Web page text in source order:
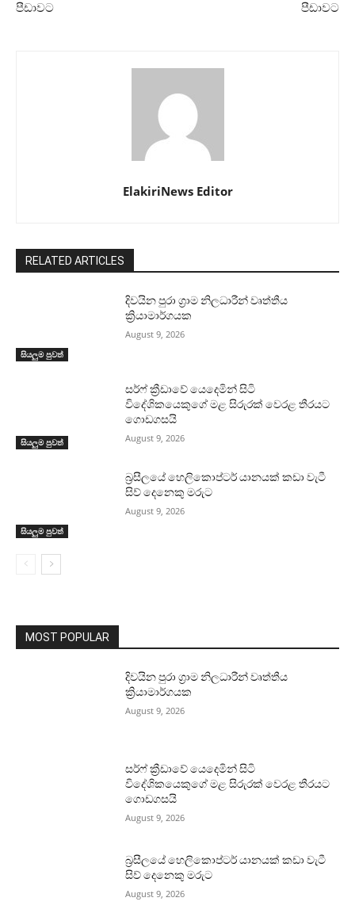
පීඩාවට
පීඩාවට
ElakiriNews Editor
RELATED ARTICLES
සියලුම පුවත්
දිවයින පුරා ග්‍රාම නිලධාරීන් වෘත්තීය
ක්‍රියාමාර්ගයක
August 9, 2026
සියලුම පුවත්
සර්ෆ් ක්‍රීඩාවේ යෙදෙමින් සිටි
විදේශිකයෙකුගේ මළ සිරුරක් වෙරළ තීරයට
ගොඩගසයි
August 9, 2026
සියලුම පුවත්
බ්‍රසීලයේ හෙලිකොප්ටර් යානයක් කඩා වැටී
සිව් දෙනෙකු මරුට
August 9, 2026
MOST POPULAR
දිවයින පුරා ග්‍රාම නිලධාරීන් වෘත්තීය
ක්‍රියාමාර්ගයක
August 9, 2026
සර්ෆ් ක්‍රීඩාවේ යෙදෙමින් සිටි
විදේශිකයෙකුගේ මළ සිරුරක් වෙරළ තීරයට
ගොඩගසයි
August 9, 2026
බ්‍රසීලයේ හෙලිකොප්ටර් යානයක් කඩා වැටී
සිව් දෙනෙකු මරුට
August 9, 2026